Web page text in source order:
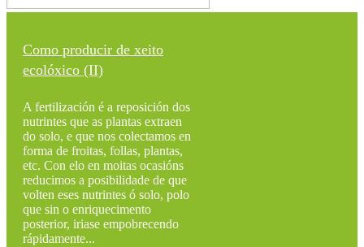
Como producir de xeito
ecolóxico (II)
A fertilización é a reposición dos
nutrintes que as plantas extraen
do solo, e que nos colectamos en
forma de froitas, follas, plantas,
etc. Con elo en moitas ocasións
reducimos a posibilidade de que
volten eses nutrintes ó solo, polo
que sin o enriquecimento
posterior, iriase empobrecendo
rápidamente...